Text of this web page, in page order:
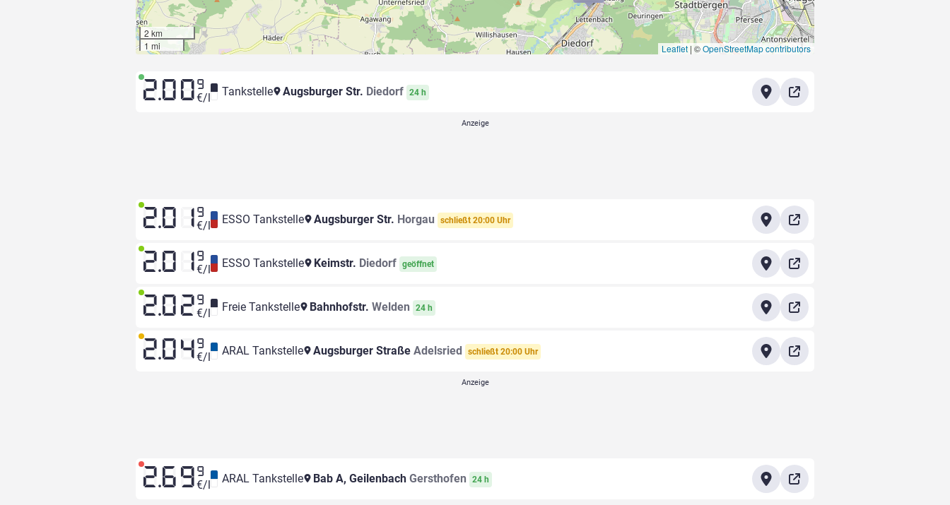
2 km
1 mi
Leaflet | ©OpenStreetMap contributors
2.00 9
€/l Tankstelle Augsburger Str. Diedorf 24 h
2.01 9
€/l ESSO Tankstelle Augsburger Str. Horgau schließt 20:00 Uhr
2.01 9
€/l ESSO Tankstelle Keimstr. Diedorf geöffnet
2.02 9
€/l Freie Tankstelle Bahnhofstr. Welden 24 h
2.04 9
€/l ARAL Tankstelle Augsburger Straße Adelsried schließt 20:00 Uhr
2.69 9
€/l ARAL Tankstelle Bab A, Geilenbach Gersthofen 24 h